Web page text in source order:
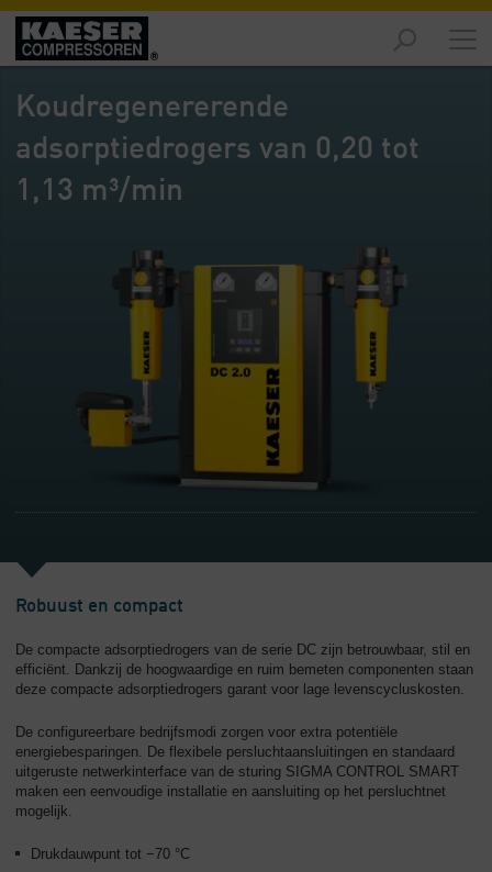
Producten
-
Overzicht
Oplossingen
-
Overzicht
Koudregenererende
adsorptiedrogers van 0,20 tot
1,13 m³/min
Robuust en compact
De compacte adsorptiedrogers van de serie DC zijn betrouwbaar, stil en
efficiënt. Dankzij de hoogwaardige en ruim bemeten componenten staan
deze compacte adsorptiedrogers garant voor lage levenscycluskosten.
De configureerbare bedrijfsmodi zorgen voor extra potentiële
energiebesparingen. De flexibele persluchtaansluitingen en standaard
uitgeruste netwerkinterface van de sturing SIGMA CONTROL SMART
maken een eenvoudige installatie en aansluiting op het persluchtnet
mogelijk.
Drukdauwpunt tot −70 °C